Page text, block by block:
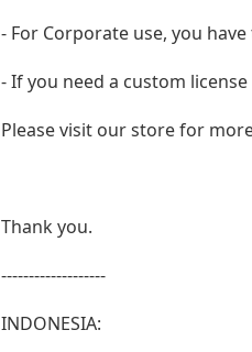
- For Corporate use, you
- If you need a custom
Please visit our store for
Thank you.
-------------------
INDONESIA: